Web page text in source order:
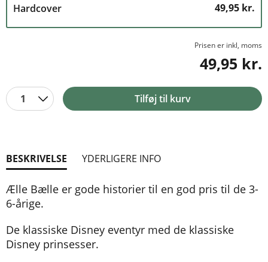
Hardcover 49,95 kr.
Prisen er inkl, moms
49,95 kr.
1 Tilføj til kurv
BESKRIVELSE YDERLIGERE INFO
Ælle Bælle er gode historier til en god pris til de 3-
6-årige.
De klassiske Disney eventyr med de klassiske
Disney prinsesser.